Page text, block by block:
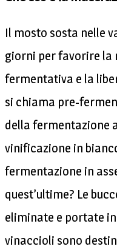
Il mosto sosta nelle
giorni per favorire la
fermentativa e la
si chiama pre-
della fermentazione
vinificazione in
fermentazione in
quest’ultime? Le
eliminate e portate
vinaccioli sono